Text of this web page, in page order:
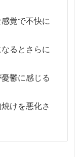
覚で不快に
るとさらに
鬱に感じる
けを悪化さ